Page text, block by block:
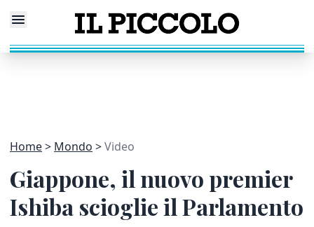
Home Mondo Video
Giappone, il nuovo premier
Ishiba scioglie il Parlamento